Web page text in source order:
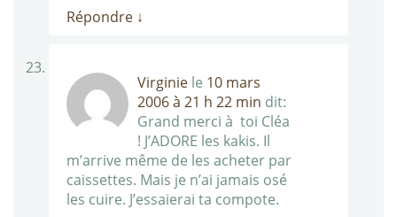
Répondre ↓
Virginie le 10 mars
2006 à 21 h 22 min dit:
Grand merci à toi Cléa
! J’ADORE les kakis. Il
m’arrive même de les acheter par
caissettes. Mais je n’ai jamais osé
les cuire. J’essaierai ta compote.